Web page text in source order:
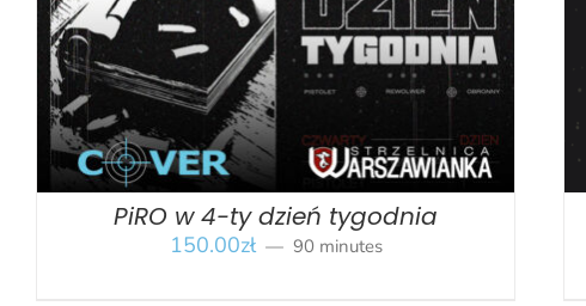
PiRO w 4-ty dzień tygodnia
150.00zł 90 minutes